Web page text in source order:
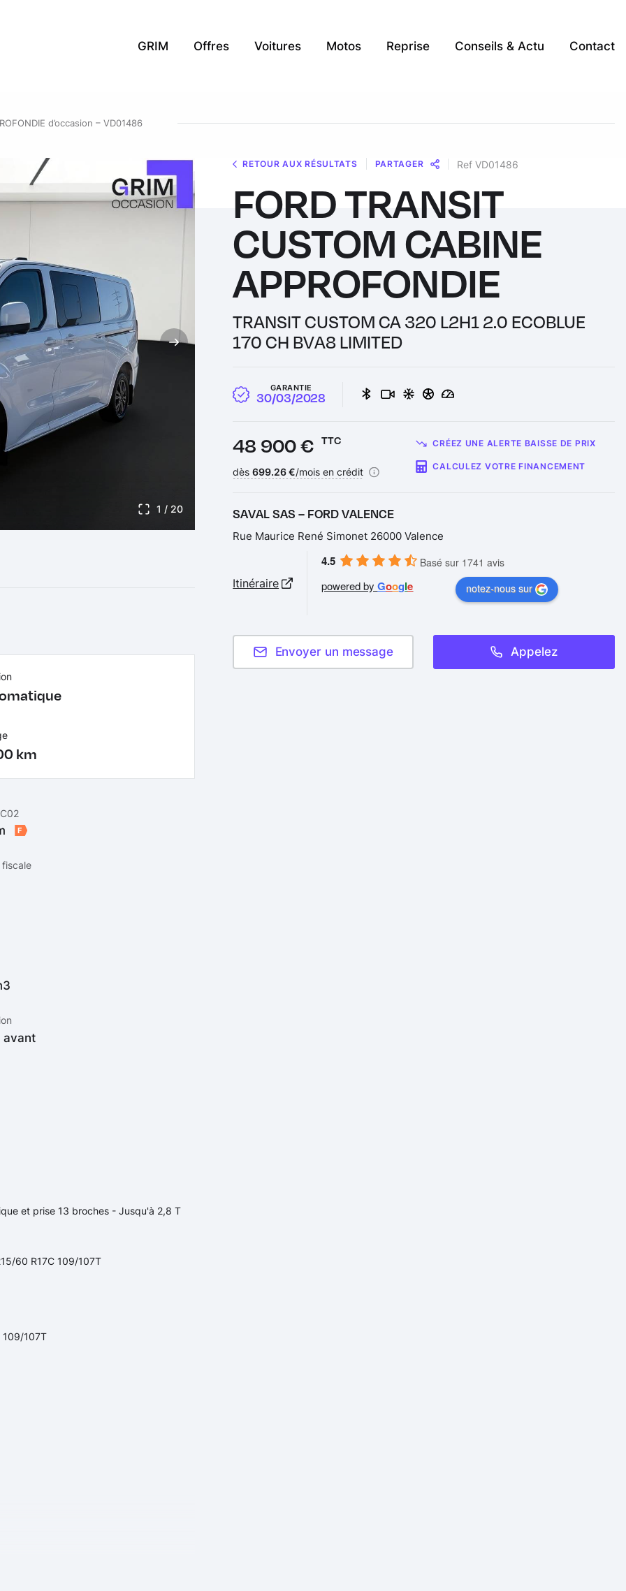
GRIM Offres Voitures Motos Reprise Conseils & Actu Contact
d’occasion – VD01486
1 / 20
RETOUR AUX RÉSULTATS PARTAGER
Message
Messenger
WhatsApp
Copy
Link
Ref VD01486
FORD TRANSIT
CUSTOM CABINE
APPROFONDIE
TRANSIT CUSTOM CA 320 L2H1 2.0 ECOBLUE
170 CH BVA8 LIMITED
GARANTIE
30/03/2028
Prix :
48 900 € TTC
Financement :
dès699.26 €/mois en crédit
CRÉEZ UNE ALERTE BAISSE DE PRIX
CALCULEZ VOTRE FINANCEMENT
SAVAL SAS – FORD VALENCE
Rue Maurice René Simonet 26000 Valence
Itinéraire
4.5 Basé sur 1741 avis
powered byGoogle notez-nous sur
Envoyer un message Appelez
km
F
fiscale
avant
et prise 13 broches - Jusqu'à 2,8 T
60 R17C 109/107T
109/107T
des feux de croisement / feux